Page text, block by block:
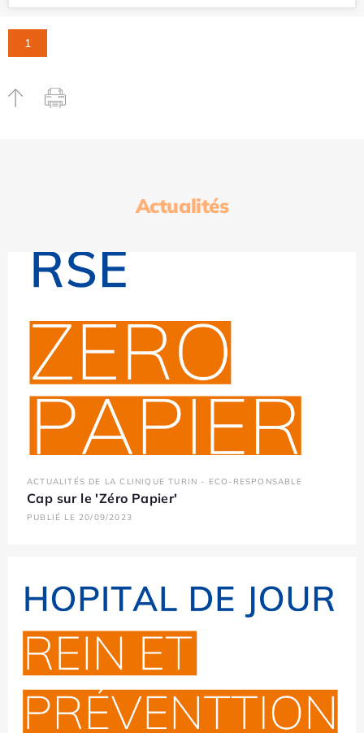
1
Actualités
ACTUALITÉS DE LA CLINIQUE TURIN - ECO-RESPONSABLE
Cap sur le 'Zéro Papier'
PUBLIÉ LE 20/09/2023